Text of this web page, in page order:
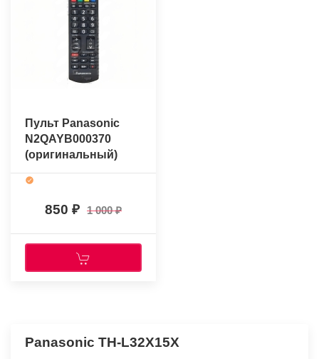
Пульт Panasonic
N2QAYB000370
(оригинальный)
850 1 000
Panasonic TH-L32X15X